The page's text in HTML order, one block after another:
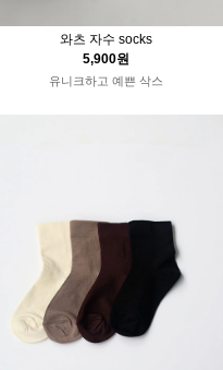
와츠 자수 socks
5,900원
유니크하고 예쁜 삭스